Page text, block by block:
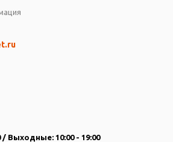
/ Выходные: 10:00 - 19:00